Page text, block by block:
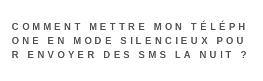
COMMENT METTRE MON TÉLÉPH
ONE EN MODE SILENCIEUX POU
R ENVOYER DES SMS LA NUIT ?